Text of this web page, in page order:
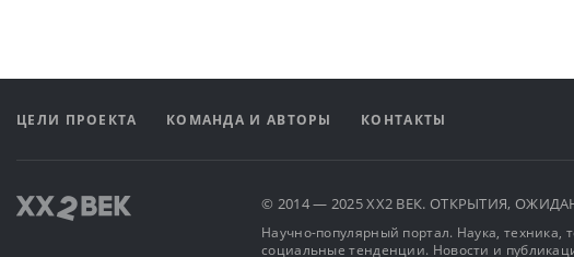
ЦЕЛИ ПРОЕКТА КОМАНДА И АВТОРЫ КОНТАКТЫ
© 2014 — 2025 XX2 ВЕК. ОТКРЫТИЯ,
Научно-популярный портал. Наука, техника,
социальные тенденции. Новости и